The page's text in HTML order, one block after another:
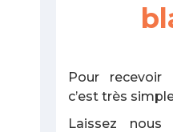
Pour
c’est très
Laissez nous